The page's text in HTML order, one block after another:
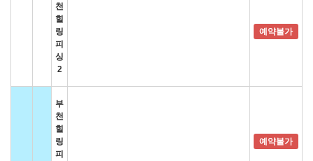
천
힐
링
피
싱
2
예약불가
부
천
힐
링
피
예약불가